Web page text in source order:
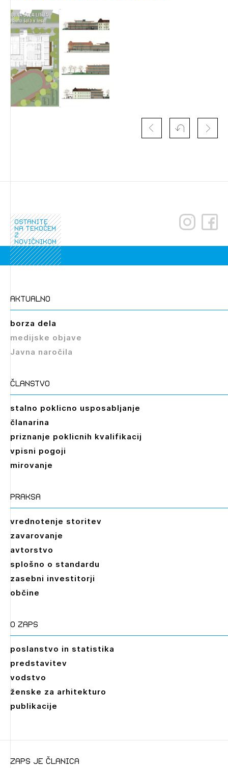
registriranim uporabnikom. Da lahko do nje
dostopate, se je potrebno prijaviti.
ostanite
na tekočem
z
novičnikom
aktualno
borza dela
medijske objave
Javna naročila
članstvo
stalno poklicno usposabljanje
članarina
priznanje poklicnih kvalifikacij
vpisni pogoji
mirovanje
praksa
vrednotenje storitev
zavarovanje
avtorstvo
splošno o standardu
zasebni investitorji
občine
O zaps
poslanstvo in statistika
predstavitev
vodstvo
ženske za arhitekturo
publikacije
zaps je članica